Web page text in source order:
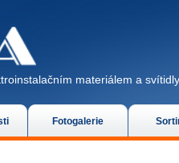
Fotogalerie
materiálem a